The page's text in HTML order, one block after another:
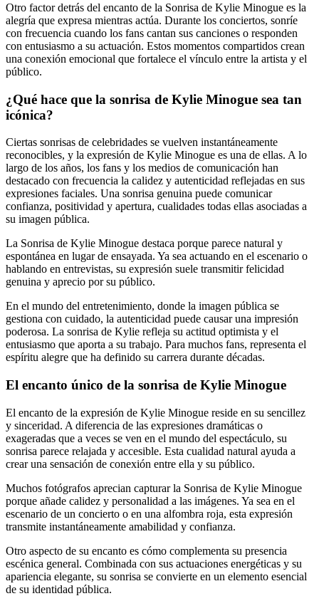
Otro factor detrás del encanto de la Sonrisa de Kylie Minogue es la
alegría que expresa mientras actúa. Durante los conciertos, sonríe
con frecuencia cuando los fans cantan sus canciones o responden
con entusiasmo a su actuación. Estos momentos compartidos crean
una conexión emocional que fortalece el vínculo entre la artista y el
público.
¿Qué hace que la sonrisa de Kylie Minogue sea tan
icónica?
Ciertas sonrisas de celebridades se vuelven instantáneamente
reconocibles, y la expresión de Kylie Minogue es una de ellas. A lo
largo de los años, los fans y los medios de comunicación han
destacado con frecuencia la calidez y autenticidad reflejadas en sus
expresiones faciales. Una sonrisa genuina puede comunicar
confianza, positividad y apertura, cualidades todas ellas asociadas a
su imagen pública.
La Sonrisa de Kylie Minogue destaca porque parece natural y
espontánea en lugar de ensayada. Ya sea actuando en el escenario o
hablando en entrevistas, su expresión suele transmitir felicidad
genuina y aprecio por su público.
En el mundo del entretenimiento, donde la imagen pública se
gestiona con cuidado, la autenticidad puede causar una impresión
poderosa. La sonrisa de Kylie refleja su actitud optimista y el
entusiasmo que aporta a su trabajo. Para muchos fans, representa el
espíritu alegre que ha definido su carrera durante décadas.
El encanto único de la sonrisa de Kylie Minogue
El encanto de la expresión de Kylie Minogue reside en su sencillez
y sinceridad. A diferencia de las expresiones dramáticas o
exageradas que a veces se ven en el mundo del espectáculo, su
sonrisa parece relajada y accesible. Esta cualidad natural ayuda a
crear una sensación de conexión entre ella y su público.
Muchos fotógrafos aprecian capturar la Sonrisa de Kylie Minogue
porque añade calidez y personalidad a las imágenes. Ya sea en el
escenario de un concierto o en una alfombra roja, esta expresión
transmite instantáneamente amabilidad y confianza.
Otro aspecto de su encanto es cómo complementa su presencia
escénica general. Combinada con sus actuaciones energéticas y su
apariencia elegante, su sonrisa se convierte en un elemento esencial
de su identidad pública.